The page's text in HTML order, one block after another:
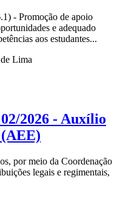
- Promoção de apoio
e adequado
aos estudantes...
Lima
2026 - Auxílio
por meio da Coordenação
legais e regimentais,